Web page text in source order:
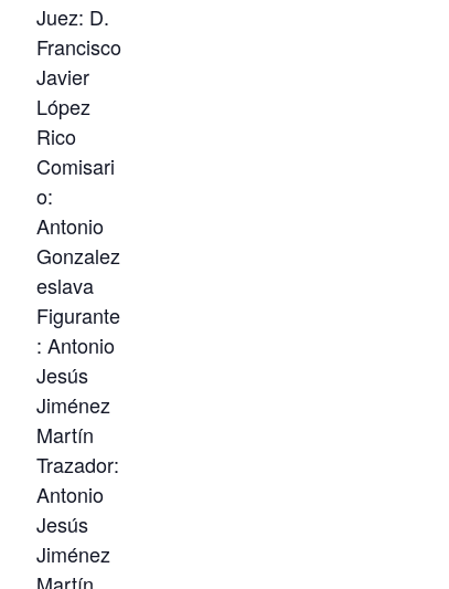
Juez: D.
Francisco
Javier
López
Rico
Comisari
o:
Antonio
Gonzalez
eslava
Figurante
: Antonio
Jesús
Jiménez
Martín
Trazador:
Antonio
Jesús
Jiménez
Martín